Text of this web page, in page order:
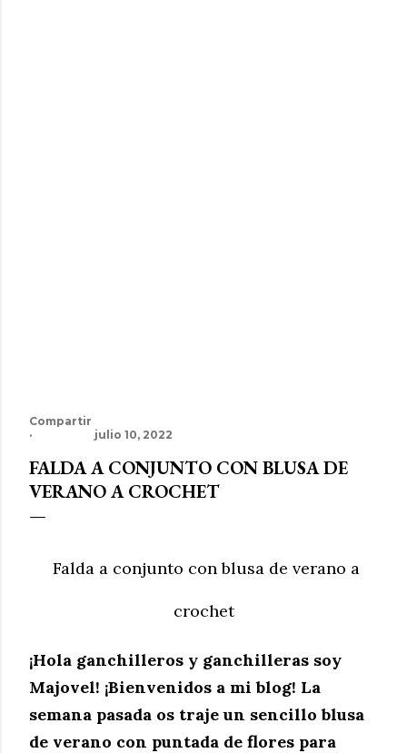
Compartir
julio 10, 2022
FALDA A CONJUNTO CON BLUSA DE
VERANO A CROCHET
Falda a conjunto con blusa de verano a
crochet
¡Hola ganchilleros y ganchilleras soy
Majovel! ¡Bienvenidos a mi blog! La
semana pasada os traje un sencillo blusa
de verano con puntada de flores para